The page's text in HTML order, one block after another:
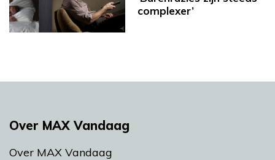
complexer’
Over MAX Vandaag
Over MAX Vandaag